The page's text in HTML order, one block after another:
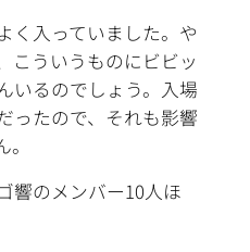
く入っていました。や
こういうものにビビッ
いるのでしょう。入場
ったので、それも影響
響のメンバー10人ほ